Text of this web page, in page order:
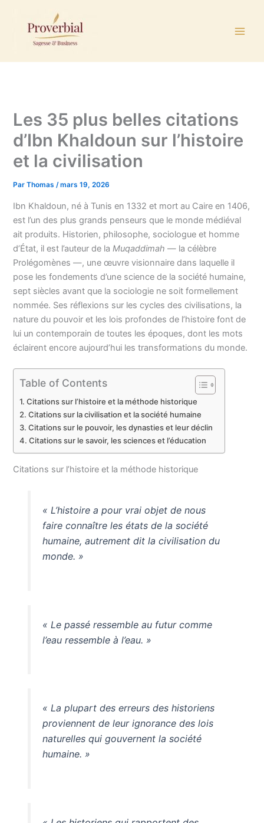
contenu
Les 35 plus belles citations
d’Ibn Khaldoun sur l’histoire
et la civilisation
ParThomas/mars 19, 2026
Ibn Khaldoun, né à Tunis en 1332 et mort au Caire en 1406,
est l’un des plus grands penseurs que le monde médiéval
ait produits. Historien, philosophe, sociologue et homme
d’État, il est l’auteur de laMuqaddimah — la célèbre
Prolégomènes —, une œuvre visionnaire dans laquelle il
pose les fondements d’une science de la société humaine,
sept siècles avant que la sociologie ne soit formellement
nommée. Ses réflexions sur les cycles des civilisations, la
nature du pouvoir et les lois profondes de l’histoire font de
lui un contemporain de toutes les époques, dont les mots
éclairent encore aujourd’hui les transformations du monde.
Table of Contents
Citations sur l’histoire et la méthode historique
Citations sur la civilisation et la société humaine
Citations sur le pouvoir, les dynasties et leur déclin
Citations sur le savoir, les sciences et l’éducation
Citations sur l’histoire et la méthode historique
« L’histoire a pour vrai objet de nous
faire connaître les états de la société
humaine, autrement dit la civilisation du
monde. »
« Le passé ressemble au futur comme
l’eau ressemble à l’eau. »
« La plupart des erreurs des historiens
proviennent de leur ignorance des lois
naturelles qui gouvernent la société
humaine. »